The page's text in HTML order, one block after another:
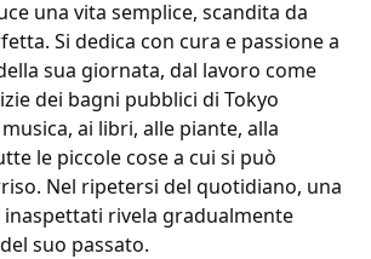
una vita semplice, scandita da
Si dedica con cura e passione a
sua giornata, dal lavoro come
dei bagni pubblici di Tokyo
ai libri, alle piante, alla
le piccole cose a cui si può
Nel ripetersi del quotidiano, una
rivela gradualmente
suo passato.